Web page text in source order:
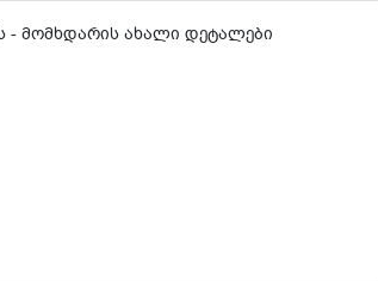
- მომხდარის ახალი დეტალები